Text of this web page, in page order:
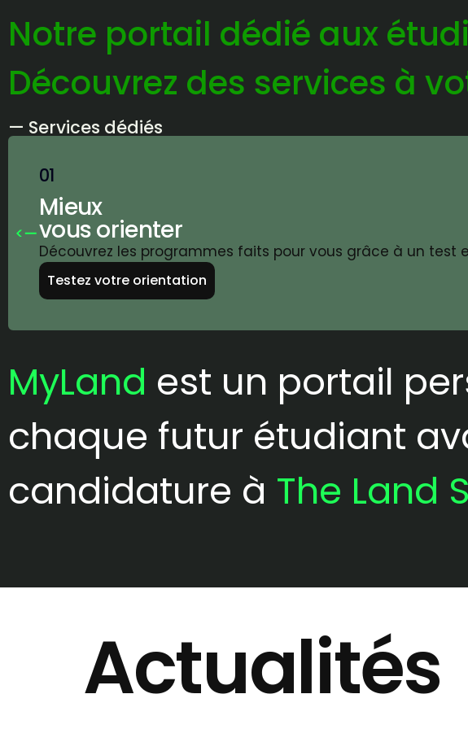
Notre portail dédié aux
Découvrez des services à
— Services dédiés
Mieux
vous orienter
Découvrez les programmes faits pour vous grâce à un
Testez votre orientation
MyLand est un portail
chaque futur étudiant
candidature à The Land
Actualités